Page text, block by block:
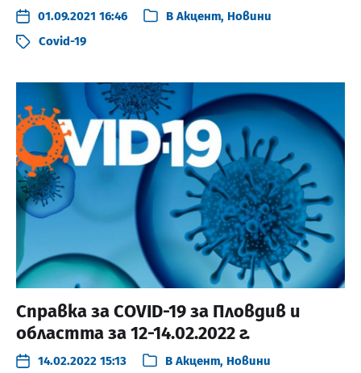
01.09.2021 16:46 В Акцент, Новини
Covid-19
Справка за COVID-19 за Пловдив и
областта за 12-14.02.2022 г.
14.02.2022 15:13 В Акцент, Новини